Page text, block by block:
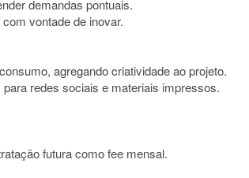
demandas pontuais.
vontade de inovar.
agregando criatividade ao projeto.
redes sociais e materiais impressos.
futura como fee mensal.